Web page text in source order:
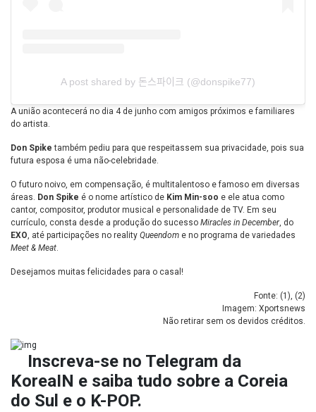
A post shared by 돈스파이크 (@donspike77)
A união acontecerá no dia 4 de junho com amigos próximos e familiares
do artista.
Don Spike também pediu para que respeitassem sua privacidade, pois sua
futura esposa é uma não-celebridade.
O futuro noivo, em compensação, é multitalentoso e famoso em diversas
áreas. Don Spike é o nome artístico de Kim Min-soo e ele atua como
cantor, compositor, produtor musical e personalidade de TV. Em seu
currículo, consta desde a produção do sucesso Miracles in December, do
EXO, até participações no reality Queendom e no programa de variedades
Meet & Meat.
Desejamos muitas felicidades para o casal!
Fonte: (1 ), (2)
Imagem: Xportsnews
Não retirar sem os devidos créditos.
Inscreva-se no Telegram da
KoreaIN e saiba tudo sobre a Coreia
do Sul e o K-POP.